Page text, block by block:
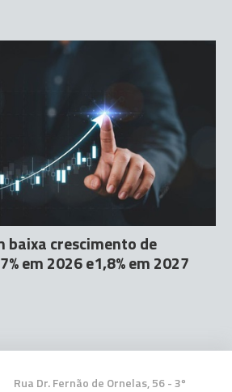
baixa crescimento de
em 2026 e1,8% em 2027
Rua Dr. Fernão de Ornelas, 56 - 3º